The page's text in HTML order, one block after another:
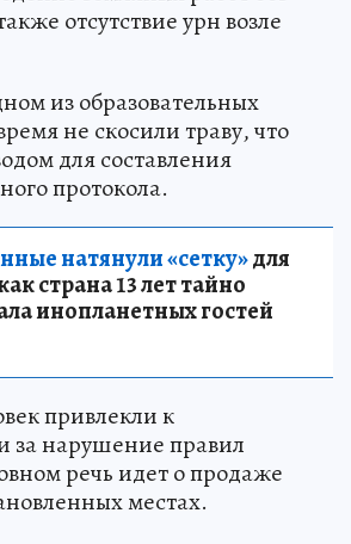
отсутствие урн возле
из образовательных
не скосили траву, что
для составления
протокола.
натянули «сетку»для
страна 13 лет тайно
инопланетных гостей
привлекли к
за нарушение правил
речь идет о продаже
местах.